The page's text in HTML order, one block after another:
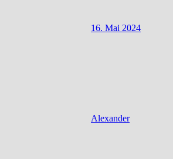
16. Mai 2024
Alexander